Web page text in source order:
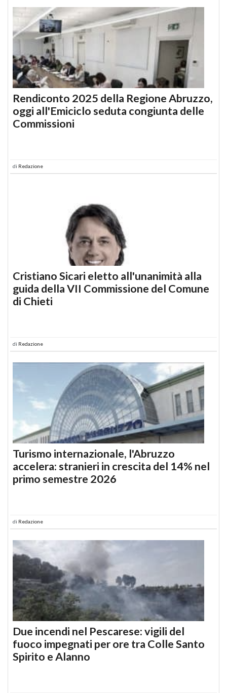
Rendiconto 2025 della Regione Abruzzo,
oggi all'Emiciclo seduta congiunta delle
Commissioni
di Redazione
Cristiano Sicari eletto all'unanimità alla
guida della VII Commissione del Comune
di Chieti
di Redazione
Turismo internazionale, l'Abruzzo
accelera: stranieri in crescita del 14% nel
primo semestre 2026
di Redazione
Due incendi nel Pescarese: vigili del
fuoco impegnati per ore tra Colle Santo
Spirito e Alanno